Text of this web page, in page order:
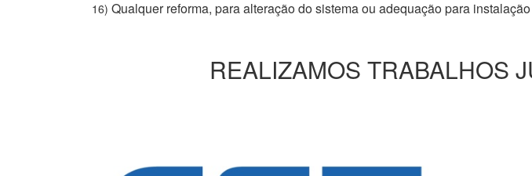
16) Qualquer reforma, para alteração do sistema ou adequação para
REALIZAMOS TRABALHOS